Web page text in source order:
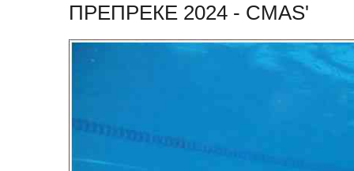
ПРЕПРЕКЕ 2024 - СМАS'